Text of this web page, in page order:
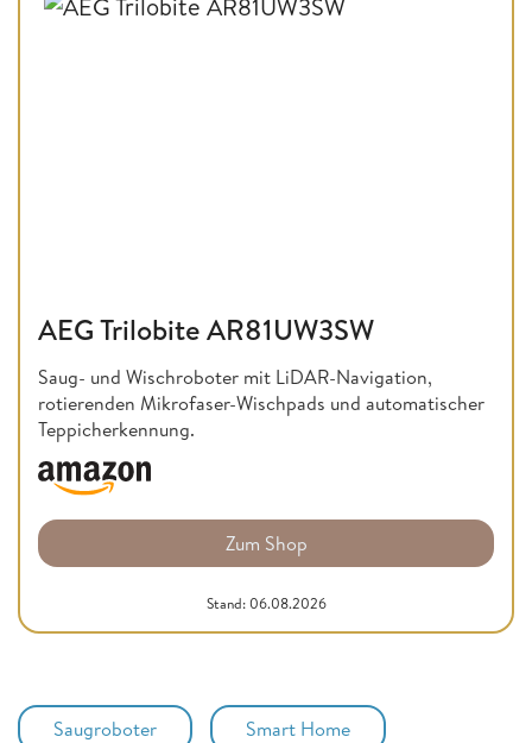
AEG Trilobite AR81UW3SW
Saug- und Wischroboter mit LiDAR-Navigation,
rotierenden Mikrofaser-Wischpads und automatischer
Teppicherkennung.
Zum Shop
Stand: 06.08.2026
Saugroboter Smart Home